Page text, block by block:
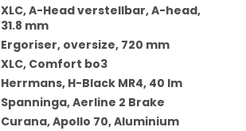
XLC, A-Head verstellbar, A-head,
31.8 mm
Ergoriser, oversize, 720 mm
XLC, Comfort bo3
Herrmans, H-Black MR4, 40 lm
Spanninga, Aerline 2 Brake
Curana, Apollo 70, Aluminium